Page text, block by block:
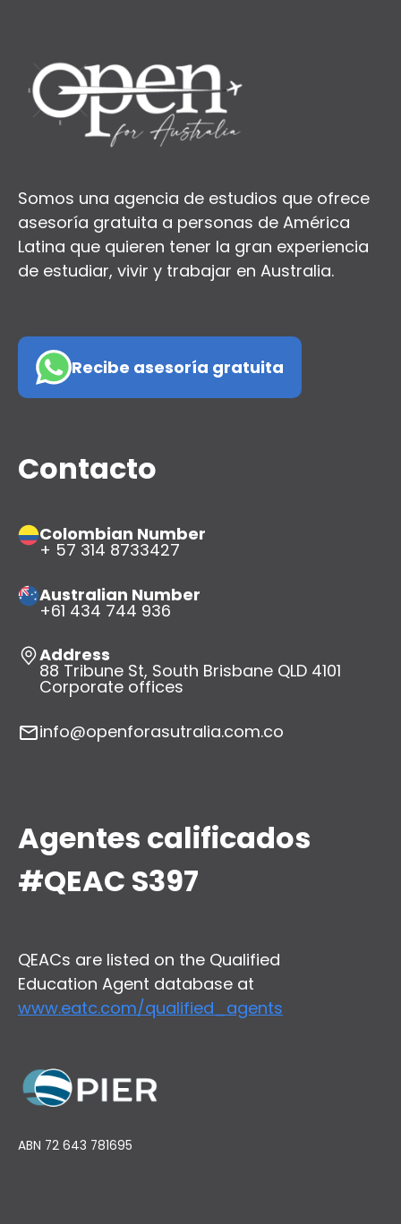
Somos una agencia de estudios que ofrece
asesoría gratuita a personas de América
Latina que quieren tener la gran experiencia
de estudiar, vivir y trabajar en Australia.
Recibe asesoría gratuita
Contacto
Colombian Number
+ 57 314 8733427
Australian Number
+61 434 744 936
Address
88 Tribune St, South Brisbane QLD 4101
Corporate offices
info@openforasutralia.com.co
Agentes calificados
#QEAC S397
QEACs are listed on the Qualified
Education Agent database at
www.eatc.com/qualified_agents
ABN 72 643 781695